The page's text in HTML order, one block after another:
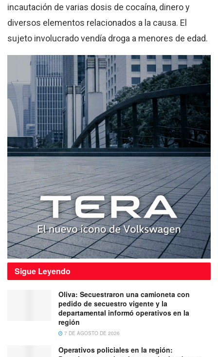
incautación de varias dosis de cocaína, dinero y
diversos elementos relacionados a la causa. El
sujeto involucrado vendía droga a menores de edad.
Sigue Leyendo
Oliva: Secuestraron una camioneta con
pedido de secuestro vigente y la
departamental informó operativos en la
región
7 DE AGOSTO DE 2026
Operativos policiales en la región: